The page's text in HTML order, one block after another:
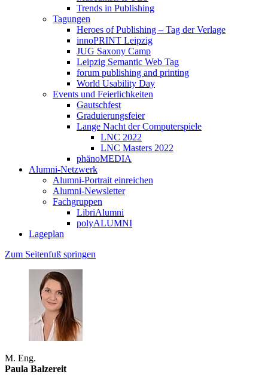
Trends in Publishing
Tagungen
Heroes of Publishing – Tag der Verlage
innoPRINT Leipzig
JUG Saxony Camp
Leipzig Semantic Web Tag
forum publishing and printing
World Usability Day
Events und Feierlichkeiten
Gautschfest
Graduierungsfeier
Lange Nacht der Computerspiele
LNC 2022
LNC Masters 2022
phänoMEDIA
Alumni-Netzwerk
Alumni-Portrait einreichen
Alumni-Newsletter
Fachgruppen
LibriAlumni
polyALUMNI
Lageplan
Zum Seitenfuß springen
M. Eng.
Paula Balzereit